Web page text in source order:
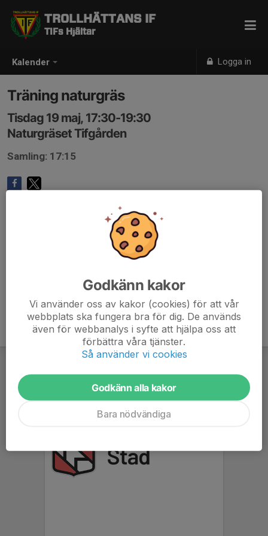
Kalender Logga in
TROLLHÄTTANS IF
TIFs Hjältar
Träning naturgräs
Tisdag 19 maj, 17:30-19:30
Naturgräset Tifgården
Samling: 17:15
Godkänn kakor
Vi använder oss av kakor (cookies) för att vår
webbplats ska fungera bra för dig. De används
även för webbanalys i syfte att hjälpa oss att
förbättra våra tjänster.
Så använder vi cookies
Godkänn alla kakor
Bara nödvändiga